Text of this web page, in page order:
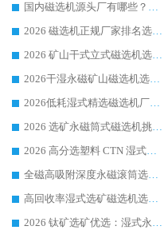
国内磁选机源头厂有哪些？2026 综合实力排名与采购避坑技巧
2026 磁选机正规厂家排名选购指南|行业口碑信赖品牌推荐性价比高靠谱磁电企业
2026 矿山干式立式磁选机选型攻略 梳理深耕磁电装备多年靠谱生产厂商
2026干湿永磁矿山磁选机选型攻略 优质生产厂家排名 选矿领域高口碑品牌推荐指南
2026低耗湿式精​选磁选机厂家怎么选?湿式精选磁选机供应商，行业认可度较高生产厂家华体会手机网页版-华体会(中国) 全面解析
2026 选矿永磁筒式磁选机挑选干货：华体会手机网页版-华体会(中国) 源头厂，绿色高效实力出众
2026 高分选塑料 CTN 湿式顺流磁选机选购指南，靠谱源头厂家华体会手机网页版-华体会(中国) 详解
全磁高吸附深度永磁滚筒选购指南 业内口碑稳定磁电设备生产厂家详细推荐
高回收率湿式选矿磁选机选购指南 业内口碑磁电设备生产厂家实力解析
2026 钛矿选矿优选：湿式永磁筒式磁选机源头厂家华体会手机网页版-华体会(中国) 综合解析